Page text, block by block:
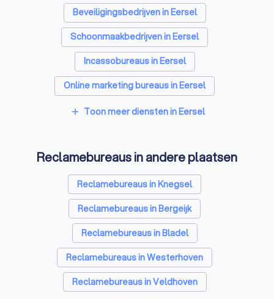
Beveiligingsbedrijven in Eersel
Schoonmaakbedrijven in Eersel
Incassobureaus in Eersel
Online marketing bureaus in Eersel
Tekstschrijvers in Eersel
Vertaalbureaus in Eersel
Grafisch ontwerpers in Eersel
Accountants in Eersel
add Toon meer diensten in Eersel
Reclamebureaus in andere plaatsen
Reclamebureaus in Knegsel
Reclamebureaus in Bergeijk
Reclamebureaus in Bladel
Reclamebureaus in Westerhoven
Reclamebureaus in Veldhoven